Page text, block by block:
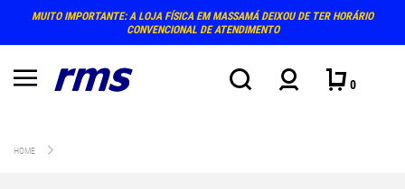
MUITO IMPORTANTE: A LOJA FÍSICA EM MASSAMÁ DEIXOU DE TER HORÁRIO
CONVENCIONAL DE ATENDIMENTO
0
HOME